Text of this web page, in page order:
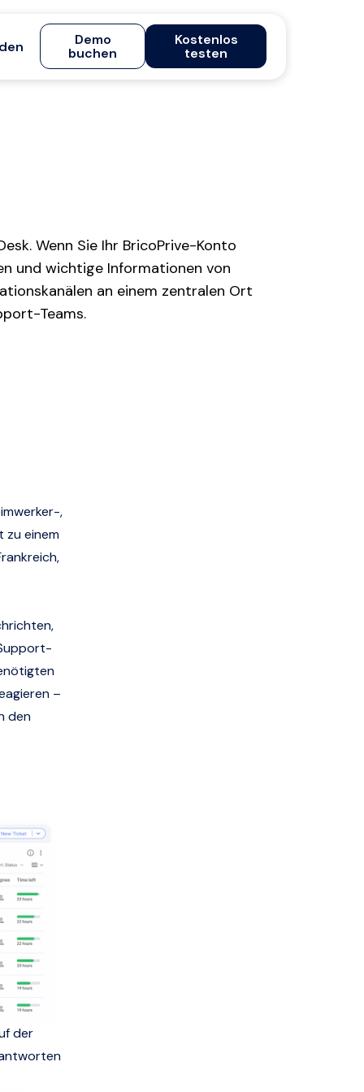
Demo
buchen
Kostenlos
testen
Wenn Sie Ihr BricoPrive-Konto
und wichtige Informationen von
an einem zentralen Ort
Teams.
,
zu einem
–
den
der